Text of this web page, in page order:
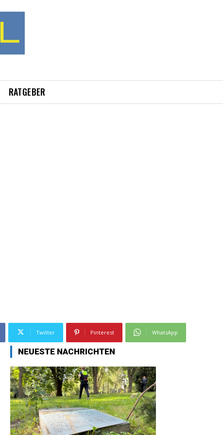
RATGEBER
Twitter Pinterest WhatsApp
NEUESTE NACHRICHTEN